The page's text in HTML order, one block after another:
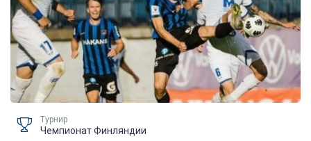
Турнир
Чемпионат Финляндии